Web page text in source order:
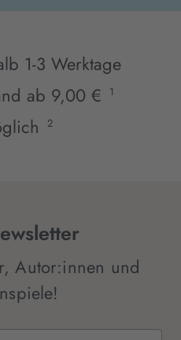
1-3 Werktage
ab 9,00 €
1
2
Autor:innen und